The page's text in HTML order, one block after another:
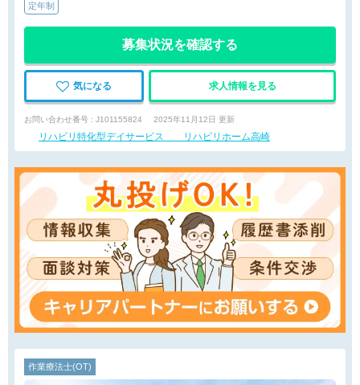
定年制
募集状況を確認する
気になる 求人情報を見る
お問い合わせ番号 : J101155824 2025年11月12日 更新
リハビリ特化型デイサービス リハビリホーム高崎
作業療法士(OT)